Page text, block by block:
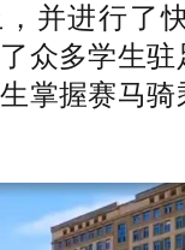
并进行了
众多学生
掌握赛马